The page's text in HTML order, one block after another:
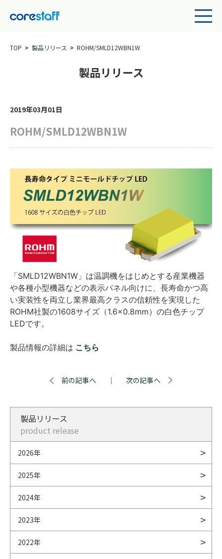
TOP 製品リリース ROHM/SMLD12WBN1W
製品リリース
2019年03月01日
ROHM/SMLD12WBN1W
「SMLD12WBN1W」は温調機をはじめとする産業機器
や各種小型機器などの表示パネル向けに、長寿命かつ高
い実装性を両立し業界最高クラスの信頼性を実現した
ROHM社製の1608サイズ（1.6×0.8mm）の白色チップ
LEDです。
製品情報の詳細は こちら
前の記事へ ｜ 次の記事へ
製品リリース
product release
2026年
2025年
2024年
2023年
2022年